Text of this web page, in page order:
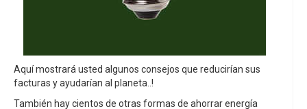
Aquí mostrará usted algunos consejos que reducirían sus
facturas y ayudarían al planeta..!
También hay cientos de otras formas de ahorrar energía